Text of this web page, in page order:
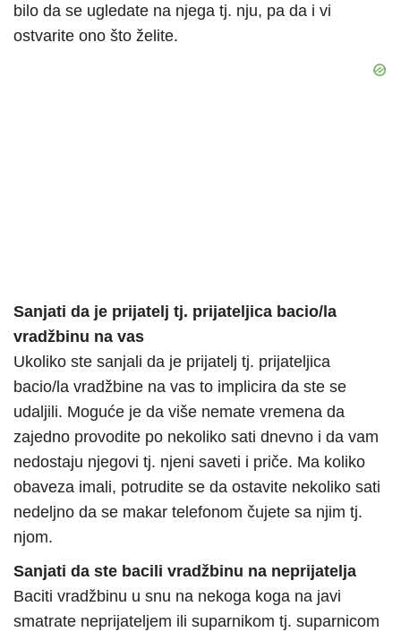
bilo da se ugledate na njega tj. nju, pa da i vi
ostvarite ono što želite.
Sanjati da je prijatelj tj. prijateljica bacio/la
vradžbinu na vas
Ukoliko ste sanjali da je prijatelj tj. prijateljica
bacio/la vradžbine na vas to implicira da ste se
udaljili. Moguće je da više nemate vremena da
zajedno provodite po nekoliko sati dnevno i da vam
nedostaju njegovi tj. njeni saveti i priče. Ma koliko
obaveza imali, potrudite se da ostavite nekoliko sati
nedeljno da se makar telefonom čujete sa njim tj.
njom.
Sanjati da ste bacili vradžbinu na neprijatelja
Baciti vradžbinu u snu na nekoga koga na javi
smatrate neprijateljem ili suparnikom tj. suparnicom